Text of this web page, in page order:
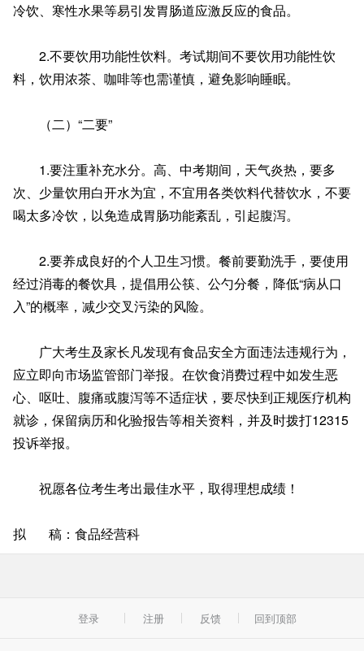
冷饮、寒性水果等易引发胃肠道应激反应的食品。
2.不要饮用功能性饮料。考试期间不要饮用功能性饮
料，饮用浓茶、咖啡等也需谨慎，避免影响睡眠。
（二）“二要”
1.要注重补充水分。高、中考期间，天气炎热，要多
次、少量饮用白开水为宜，不宜用各类饮料代替饮水，不要
喝太多冷饮，以免造成胃肠功能紊乱，引起腹泻。
2.要养成良好的个人卫生习惯。餐前要勤洗手，要使用
经过消毒的餐饮具，提倡用公筷、公勺分餐，降低“病从口
入”的概率，减少交叉污染的风险。
广大考生及家长凡发现有食品安全方面违法违规行为，
应立即向市场监管部门举报。在饮食消费过程中如发生恶
心、呕吐、腹痛或腹泻等不适症状，要尽快到正规医疗机构
就诊，保留病历和化验报告等相关资料，并及时拨打12315
投诉举报。
祝愿各位考生考出最佳水平，取得理想成绩！
拟 稿：食品经营科
登录 注册 反馈 回到顶部